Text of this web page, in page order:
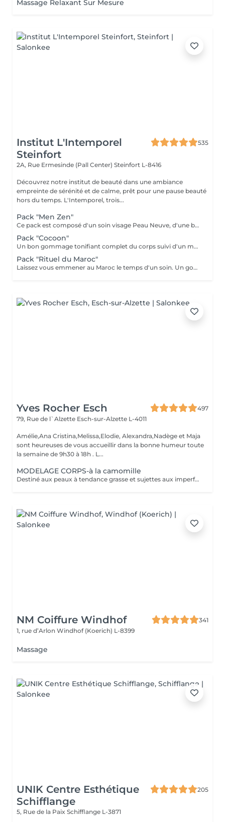
Massage Relaxant Sur Mesure
Institut L'Intemporel
Steinfort
535
2A, Rue Ermesinde (Pall Center) Steinfort L-8416
Découvrez notre institut de beauté dans une ambiance
empreinte de sérénité et de calme, prêt pour une pause beauté
hors du temps. L'Intemporel, trois...
Pack "Men Zen"
Ce pack est composé d'un soin visage Peau Neuve, d'une beauté des pieds et d'un massage "Escale à Marrakech" (1h de massage) Déconnection et expérience sensorielle Pour récupérer un "homme" zen :-)
Pack "Cocoon"
Un bon gommage tonifiant complet du corps suivi d'un massage détente du corps 1h, beauté des pieds et manucure.
Pack "Rituel du Maroc"
Laissez vous emmener au Maroc le temps d'un soin. Un gommage complet du corps avec au choix le "gommage à la fleur d'oranger" ou le "gommage au savon noir bio", suivi d'un massage d'une heure "Escale à Marrakech". Un voyage sensoriel parfumé à la fleur d'oranger ou à l'essence d'eucalyptus. Un thé à la menthe vous sera servi après le soin.
Yves Rocher Esch
497
79, Rue de l`Alzette Esch-sur-Alzette L-4011
Amélie,Ana Cristina,Melissa,Elodie, Alexandra,Nadège et Maja
sont heureuses de vous accueillir dans la bonne humeur toute
la semaine de 9h30 à 18h . L...
MODELAGE CORPS-à la camomille
Destiné aux peaux à tendance grasse et sujettes aux imperfections, ce soin purifie votre dos. Les mains de notre experte nettoient minutieusement votre peau et procèdent à un gommage désincrustant. Votre dos est net et purifié en profondeur. Bénéfices : Votre dos est net et purifié en profondeur.
NM Coiffure Windhof
341
1, rue d’Arlon Windhof (Koerich) L-8399
Massage
UNIK Centre Esthétique
Schifflange
205
5, Rue de la Paix Schifflange L-3871